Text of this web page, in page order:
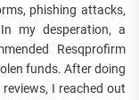
phishing attacks,
my desperation, a
Resqprofirm
funds. After doing
I reached out